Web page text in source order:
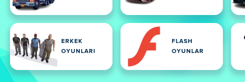
ERKEK
OYUNLARI
FLASH
OYUNLAR